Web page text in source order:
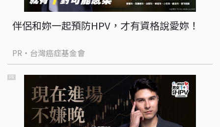
伴侶和妳一起預防HPV，才有資格說愛妳！
PR・台灣癌症基金會
PR